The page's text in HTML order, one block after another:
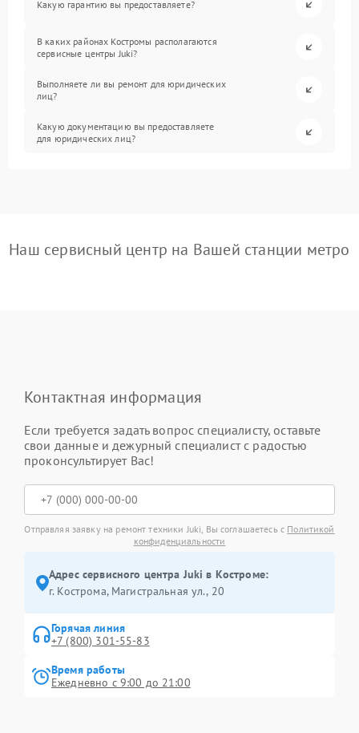
Какую гарантию вы предоставляете?
В каких районах Костромы располагаются
сервисные центры Juki?
Выполняете ли вы ремонт для юридических
лиц?
Какую документацию вы предоставляете
для юридических лиц?
Наш сервисный центр на Вашей станции метро
Контактная информация
Если требуется задать вопрос специалисту, оставьте
свои данные и дежурный специалист с радостью
проконсультирует Вас!
Отправляя заявку на ремонт техники Juki, Вы соглашаетесь с Политикой
конфиденциальности
Адрес сервисного центра Juki в Костроме:
г. Кострома, Магистральная ул., 20
Горячая линия
+7 (800) 301-55-83
Время работы
Ежедневно с 9:00 до 21:00